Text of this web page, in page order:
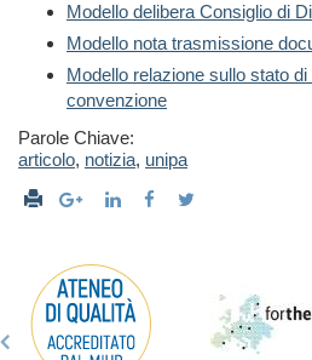
Modello delibera Consiglio di
Modello nota trasmissione
Modello relazione sullo stato
convenzione
Parole Chiave:
articolo, notizia, unipa